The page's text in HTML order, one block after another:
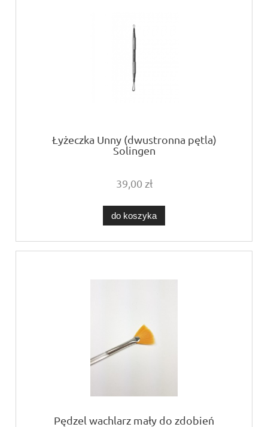
Łyżeczka Unny (dwustronna pętla)
Solingen
39,00 zł
do koszyka
Pędzel wachlarz mały do zdobień